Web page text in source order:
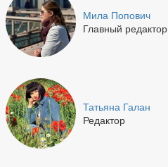
Мила Попович
Главный редактор
Татьяна Галан
Редактор